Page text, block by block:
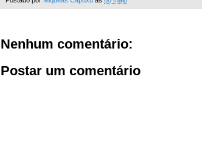
Nenhum comentário:
Postar um comentário